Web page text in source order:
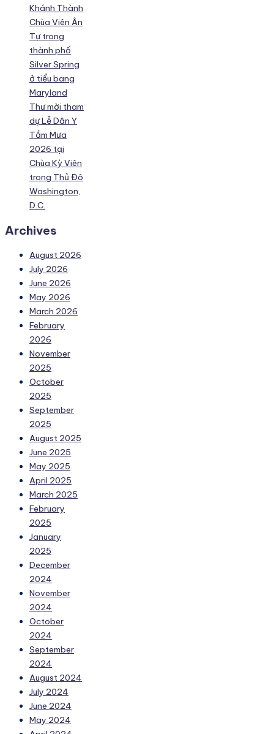
Khánh Thành
Chùa Viên Ân
Tự trong
thành phố
Silver Spring
ở tiểu bang
Maryland
Thư mời tham
dự Lễ Dân Y
Tắm Mưa
2026 tại
Chùa Kỳ Viên
trong Thủ Đô
Washington,
D.C.
Archives
August 2026
July 2026
June 2026
May 2026
March 2026
February
2026
November
2025
October
2025
September
2025
August 2025
June 2025
May 2025
April 2025
March 2025
February
2025
January
2025
December
2024
November
2024
October
2024
September
2024
August 2024
July 2024
June 2024
May 2024